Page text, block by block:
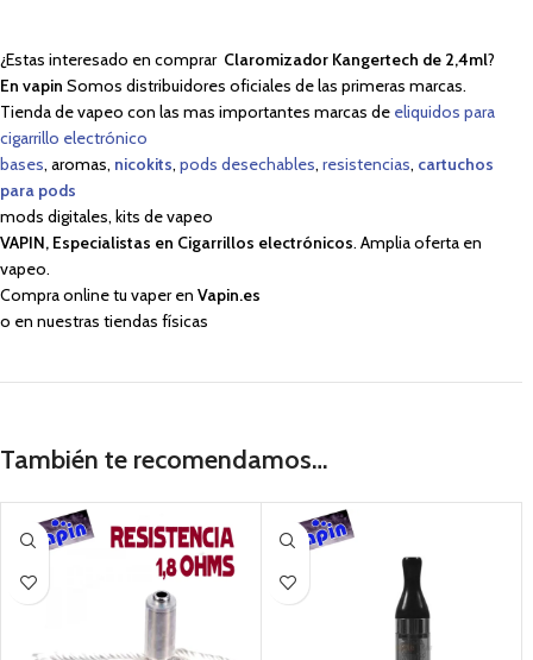
¿Estas interesado en comprar Claromizador Kangertech de 2,4ml?
En vapin Somos distribuidores oficiales de las primeras marcas.
Tienda de vapeo con las mas importantes marcas de eliquidos para
cigarrillo electrónico
bases, aromas, nicokits, pods desechables, resistencias, cartuchos
para pods
mods digitales, kits de vapeo
VAPIN, Especialistas en Cigarrillos electrónicos. Amplia oferta en
vapeo.
Compra online tu vaper en Vapin.es
o en nuestras tiendas físicas
También te recomendamos…